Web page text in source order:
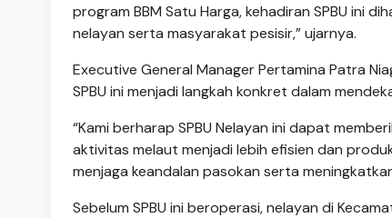
program B­BM Satu Harga, kehadiran SPBU ini
nelayan serta ma­sya­rakat pesisir,” ujarnya.
Executive General Manager Pertamina Patra
SPBU ini menjadi langkah konkret dalam
“Kami berharap SPBU Nelayan ini dapat
aktivitas melaut menjadi lebih efisien dan
menjaga keandalan pasokan serta
Sebelum SPBU ini be­roperasi, nelayan di